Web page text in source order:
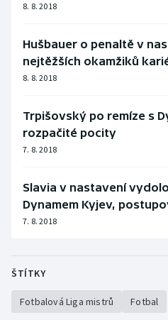
8. 8. 2018
Hušbauer o penaltě v
nejtěžších okamžiků
8. 8. 2018
Trpišovský po remíze s
rozpačité pocity
7. 8. 2018
Slavia v nastavení
Dynamem Kyjev,
7. 8. 2018
ŠTÍTKY
Fotbalová Liga mistrů Fotbal